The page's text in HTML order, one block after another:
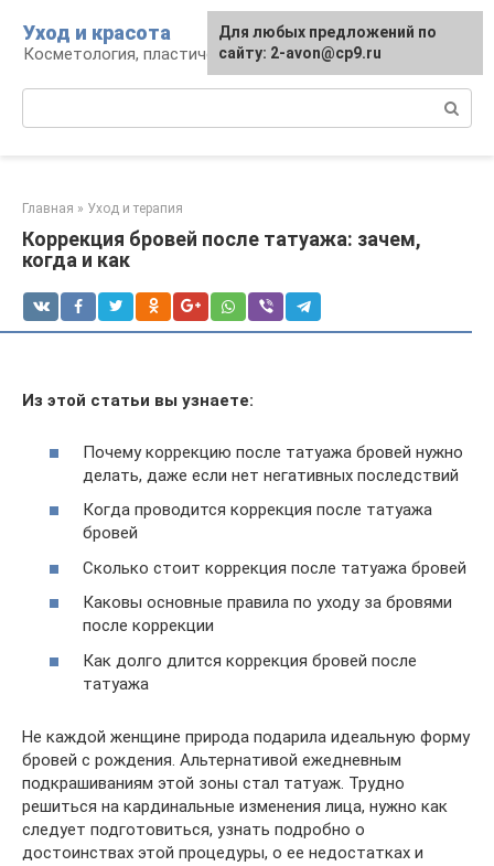
контенту
Уход и красота
Косметология, пластическая хирургия, уход
Главная » Уход и терапия
Коррекция бровей после татуажа: зачем,
когда и как
Из этой статьи вы узнаете:
Почему коррекцию после татуажа бровей нужно
делать, даже если нет негативных последствий
Когда проводится коррекция после татуажа
бровей
Сколько стоит коррекция после татуажа бровей
Каковы основные правила по уходу за бровями
после коррекции
Как долго длится коррекция бровей после
татуажа
Не каждой женщине природа подарила идеальную форму
бровей с рождения. Альтернативой ежедневным
подкрашиваниям этой зоны стал татуаж. Трудно
решиться на кардинальные изменения лица, нужно как
следует подготовиться, узнать подробно о
достоинствах этой процедуры, о ее недостатках и
Для любых предложений по
сайту: 2-avon@cp9.ru